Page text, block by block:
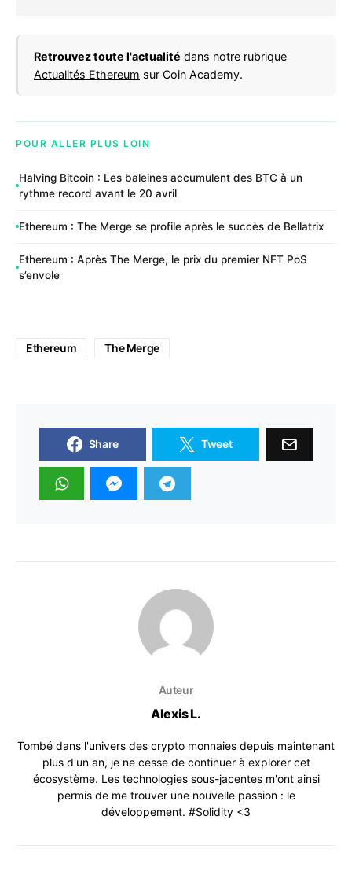
Retrouvez toute l'actualité dans notre rubrique
Actualités Ethereum sur Coin Academy.
POUR ALLER PLUS LOIN
Halving Bitcoin : Les baleines accumulent des BTC à un
rythme record avant le 20 avril
Ethereum : The Merge se profile après le succès de Bellatrix
Ethereum : Après The Merge, le prix du premier NFT PoS
s’envole
Ethereum The Merge
Share Tweet
Auteur
Alexis L.
Tombé dans l'univers des crypto monnaies depuis maintenant
plus d'un an, je ne cesse de continuer à explorer cet
écosystème. Les technologies sous-jacentes m'ont ainsi
permis de me trouver une nouvelle passion : le
développement. #Solidity <3